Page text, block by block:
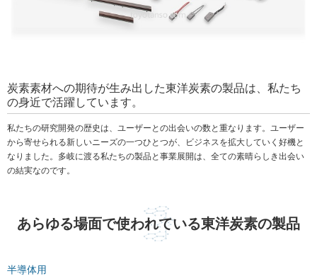
炭素素材への期待が生み出した東洋炭素の製品は、私たち
の身近で活躍しています。
私たちの研究開発の歴史は、ユーザーとの出会いの数と重なります。ユーザー
から寄せられる新しいニーズの一つひとつが、ビジネスを拡大していく好機と
なりました。多岐に渡る私たちの製品と事業展開は、全ての素晴らしき出会い
の結実なのです。
あらゆる場面で使われている東洋炭素の製品
半導体用